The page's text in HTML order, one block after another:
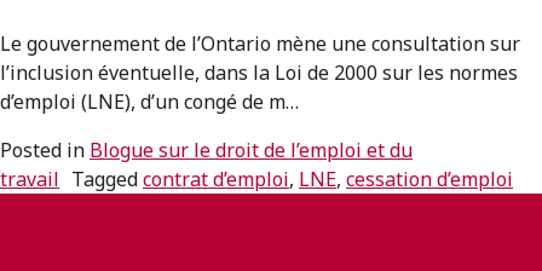
Le gouvernement de l’Ontario mène une consultation sur
l’inclusion éventuelle, dans la Loi de 2000 sur les normes
d’emploi (LNE), d’un congé de m…
Posted in Blogue sur le droit de l’emploi et du
travail Taggedcontrat d’emploi, LNE, cessation d’emploi